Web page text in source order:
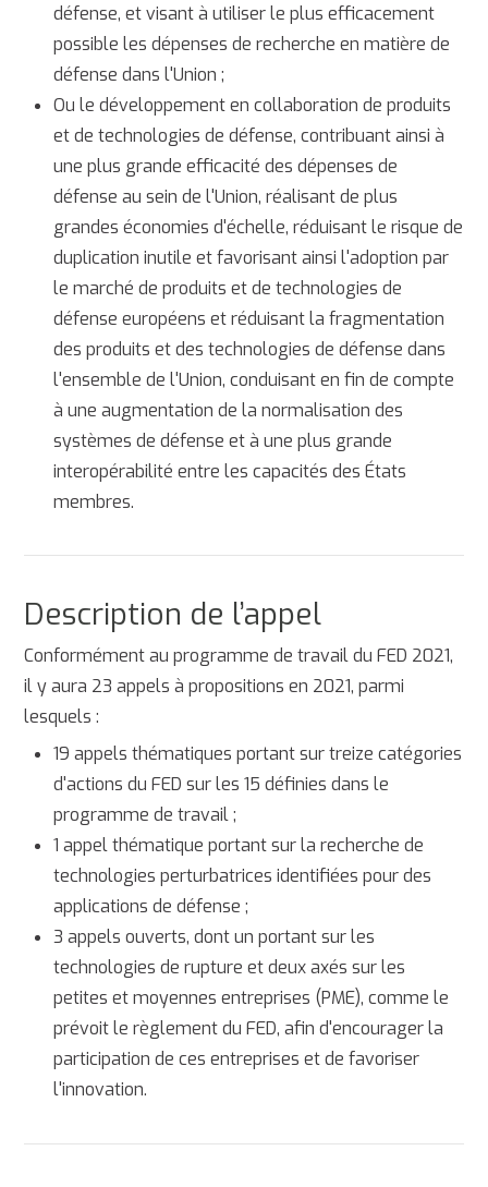
défense, et visant à utiliser le plus efficacement
possible les dépenses de recherche en matière de
défense dans l'Union ;
Ou le développement en collaboration de produits
et de technologies de défense, contribuant ainsi à
une plus grande efficacité des dépenses de
défense au sein de l'Union, réalisant de plus
grandes économies d'échelle, réduisant le risque de
duplication inutile et favorisant ainsi l'adoption par
le marché de produits et de technologies de
défense européens et réduisant la fragmentation
des produits et des technologies de défense dans
l'ensemble de l'Union, conduisant en fin de compte
à une augmentation de la normalisation des
systèmes de défense et à une plus grande
interopérabilité entre les capacités des États
membres.
Description de l’appel
Conformément au programme de travail du FED 2021,
il y aura 23 appels à propositions en 2021, parmi
lesquels :
19 appels thématiques portant sur treize catégories
d'actions du FED sur les 15 définies dans le
programme de travail ;
1 appel thématique portant sur la recherche de
technologies perturbatrices identifiées pour des
applications de défense ;
3 appels ouverts, dont un portant sur les
technologies de rupture et deux axés sur les
petites et moyennes entreprises (PME), comme le
prévoit le règlement du FED, afin d'encourager la
participation de ces entreprises et de favoriser
l'innovation.